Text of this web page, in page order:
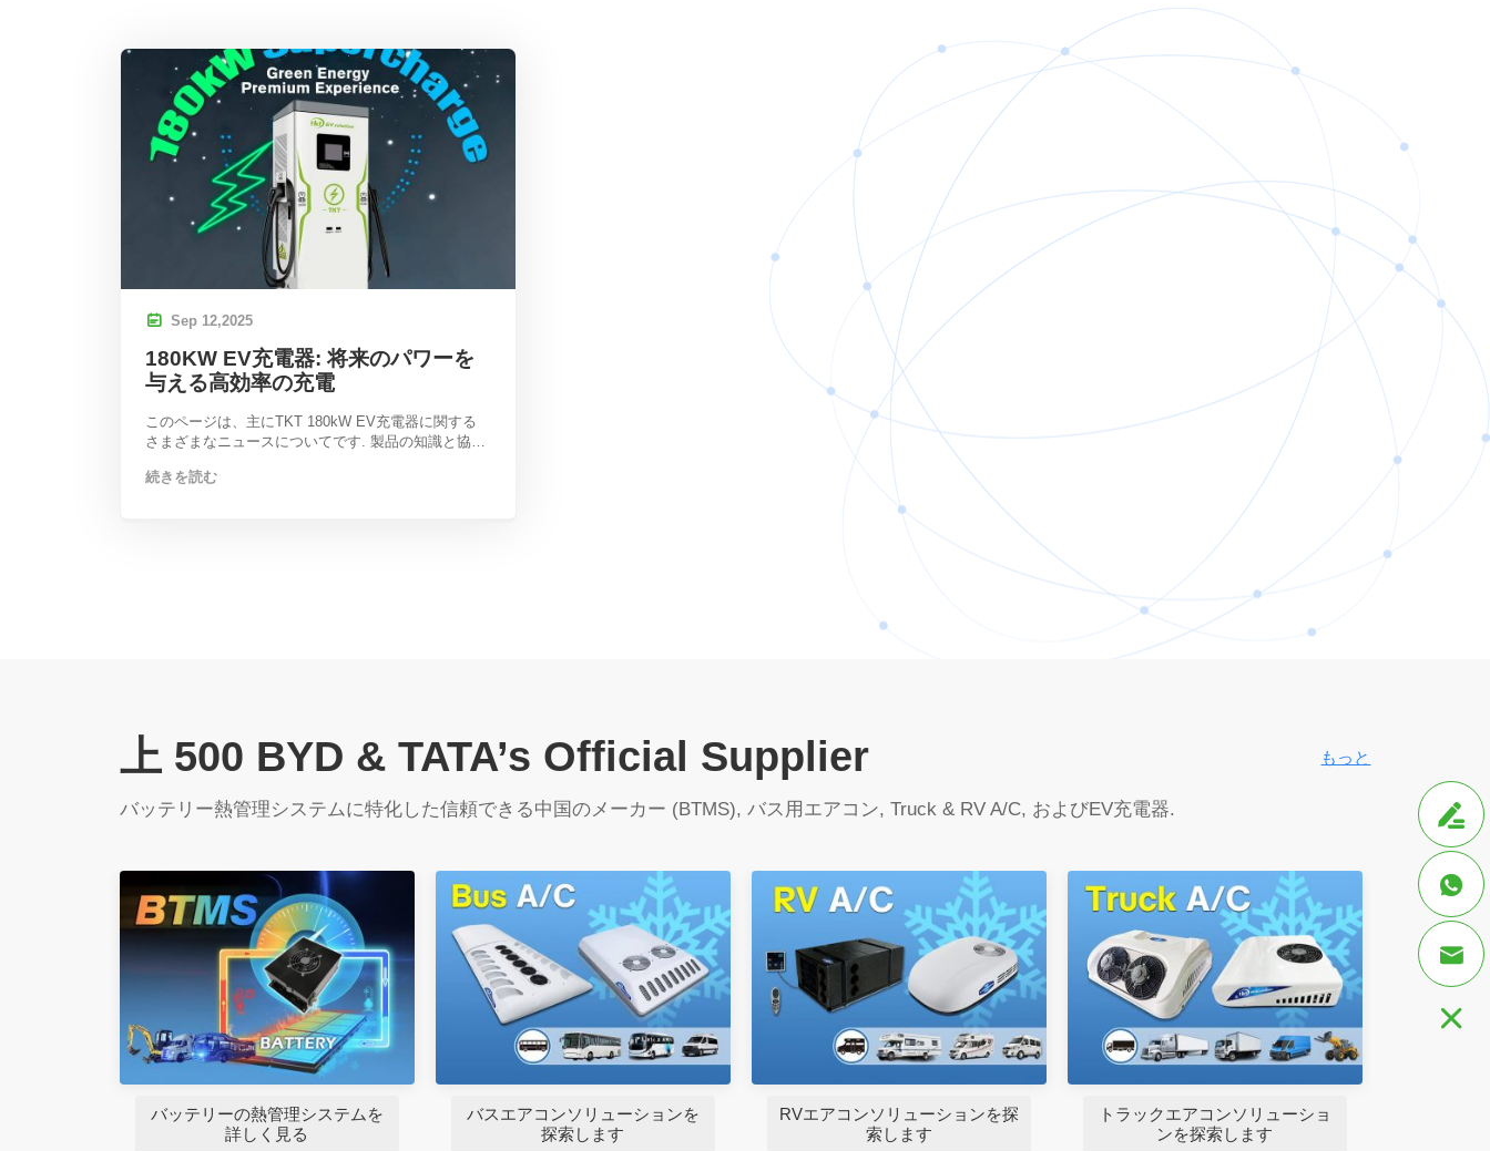
 Sep12,2025
180KW EV充電器: 将来のパワーを
与える高効率の充電
このページは、主にTKT 180kW EV充電器に関する
さまざまなニュースについてです. 製品の知識と協力
続きを読む
上 500 BYD & TATA’s Official Supplier もっと
バッテリー熱管理システムに特化した信頼できる中国のメーカー (BTMS), バス用エアコン, Truck & RV A/C, およびEV充電器.
バッテリーの熱管理システムを
詳しく見る
バスエアコンソリューションを
探索します
RVエアコンソリューションを探
索します
トラックエアコンソリューショ
ンを探索します



